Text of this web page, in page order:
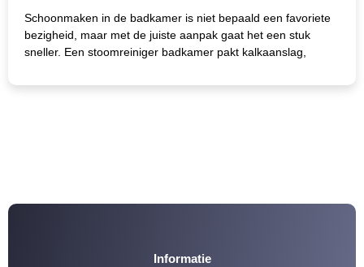
Schoonmaken in de badkamer is niet bepaald een favoriete
bezigheid, maar met de juiste aanpak gaat het een stuk
sneller. Een stoomreiniger badkamer pakt kalkaanslag,
Informatie